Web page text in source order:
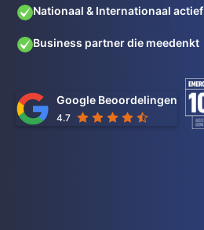
Nationaal & Internationaal actief
Business partner die meedenkt
Google Beoordelingen
4.7